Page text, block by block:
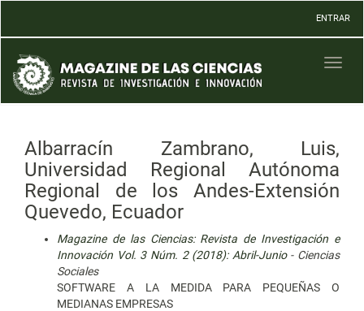
Contenido
principal
Barra
lateral
ENTRAR
Albarracín Zambrano, Luis,
Universidad Regional Autónoma
Regional de los Andes-Extensión
Quevedo, Ecuador
Magazine de las Ciencias: Revista de Investigación e
Innovación Vol. 3 Núm. 2 (2018): Abril-Junio- Ciencias
Sociales
SOFTWARE A LA MEDIDA PARA PEQUEÑAS O
MEDIANAS EMPRESAS